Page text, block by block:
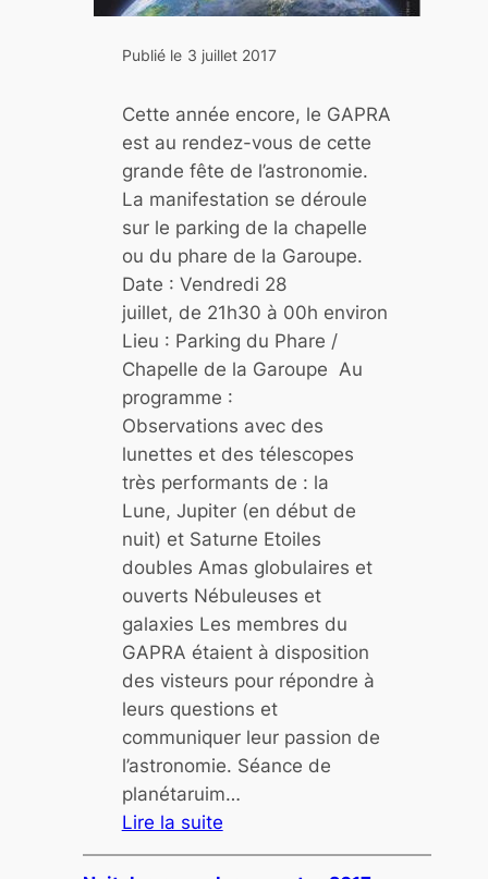
o
i
b
e
g
Publié le 3 juillet 2017
Cette année encore, le GAPRA
est au rendez-vous de cette
grande fête de l’astronomie.
La manifestation se déroule
sur le parking de la chapelle
ou du phare de la Garoupe.
Date : Vendredi 28
juillet, de 21h30 à 00h environ
Lieu : Parking du Phare /
Chapelle de la Garoupe Au
programme :
Observations avec des
lunettes et des télescopes
très performants de : la
Lune, Jupiter (en début de
nuit) et Saturne Etoiles
doubles Amas globulaires et
ouverts Nébuleuses et
galaxies Les membres du
GAPRA étaient à disposition
des visteurs pour répondre à
leurs questions et
communiquer leur passion de
l’astronomie. Séance de
planétaruim…
Lire la suite
: